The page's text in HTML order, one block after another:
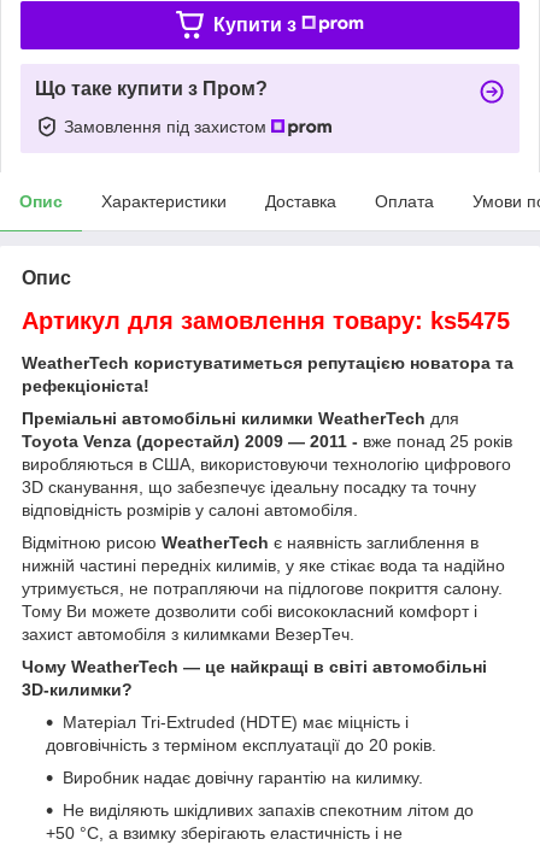
Купити з
Що таке купити з Пром?
Замовлення під захистом
Опис Характеристики Доставка Оплата Умови
Опис
Артикул для замовлення товару: ks5475
WeatherTech користуватиметься репутацією новатора та
рефекціоніста!
Преміальні автомобільні килимки WeatherTech для
Toyota Venza (дорестайл) 2009 — 2011 - вже понад 25 років
виробляються в США, використовуючи технологію цифрового
3D сканування, що забезпечує ідеальну посадку та точну
відповідність розмірів у салоні автомобіля.
Відмітною рисою WeatherTech є наявність заглиблення в
нижній частині передніх килимів, у яке стікає вода та надійно
утримується, не потрапляючи на підлогове покриття салону.
Тому Ви можете дозволити собі висококласний комфорт і
захист автомобіля з килимками ВезерТеч.
Чому WeatherTech — це найкращі в світі автомобільні
3D-килимки?
Матеріал Tri-Extruded (HDTE) має міцність і
довговічність з терміном експлуатації до 20 років.
Виробник надає довічну гарантію на килимку.
Не виділяють шкідливих запахів спекотним літом до
+50 °C, а взимку зберігають еластичність і не